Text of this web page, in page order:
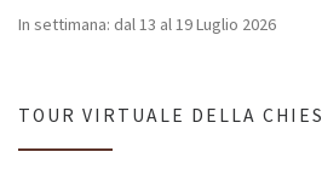
In settimana: dal 13 al 19 Luglio 2026
TOUR VIRTUALE DELLA